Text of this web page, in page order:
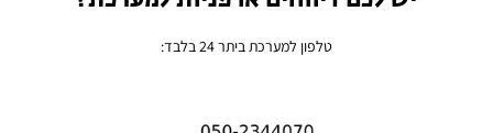
טלפון למערכת ביתר 24 בלבד: